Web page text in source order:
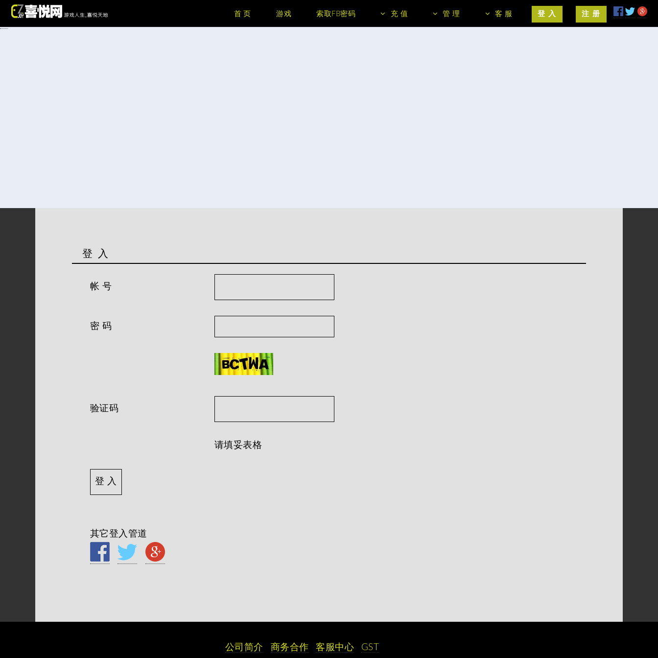
首 页 游戏 索取FB密码 充 值 管 理 客 服 登 入 注 册
登 入
帐 号
密 码
验证码
请填妥表格
其它登入管道
公司简介 商务合作 客服中心 GST